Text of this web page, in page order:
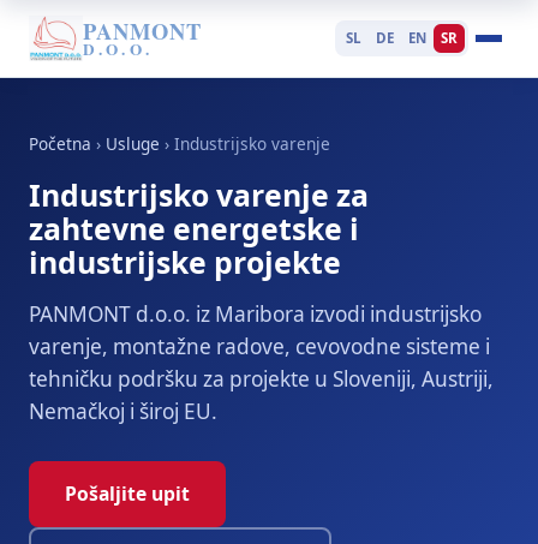
PANMONT
D.O.O. SL DE EN SR
Početna › Usluge › Industrijsko varenje
Industrijsko varenje za
zahtevne energetske i
industrijske projekte
PANMONT d.o.o. iz Maribora izvodi industrijsko
varenje, montažne radove, cevovodne sisteme i
tehničku podršku za projekte u Sloveniji, Austriji,
Nemačkoj i široj EU.
Pošaljite upit